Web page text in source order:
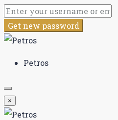
Get new password
Petros
×